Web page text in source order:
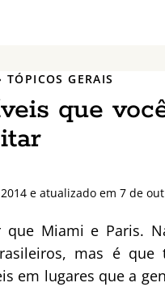
TÓPICOS GERAIS
que
e atualizado em 7 de
Miami e Paris.
mas é que
em lugares que a